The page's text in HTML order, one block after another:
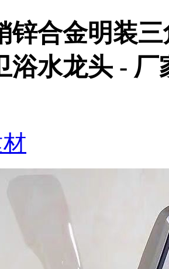
锌合金明装
浴水龙头 - 厂